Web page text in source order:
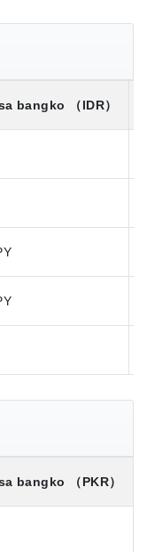
bangko （IDR）
bangko （PKR）